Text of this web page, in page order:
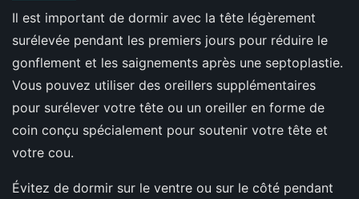
Il est important de dormir avec la tête légèrement
surélevée pendant les premiers jours pour réduire le
gonflement et les saignements après une septoplastie.
Vous pouvez utiliser des oreillers supplémentaires
pour surélever votre tête ou un oreiller en forme de
coin conçu spécialement pour soutenir votre tête et
votre cou.
Évitez de dormir sur le ventre ou sur le côté pendant